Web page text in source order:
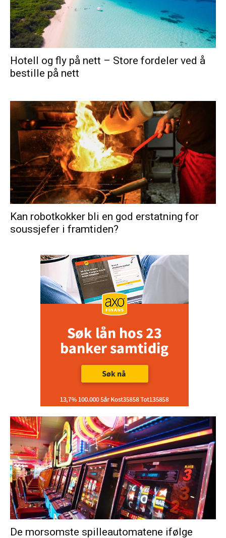
Hotell og fly på nett – Store fordeler ved å
bestille på nett
Kan robotkokker bli en god erstatning for
soussjefer i framtiden?
De morsomste spilleautomatene ifølge